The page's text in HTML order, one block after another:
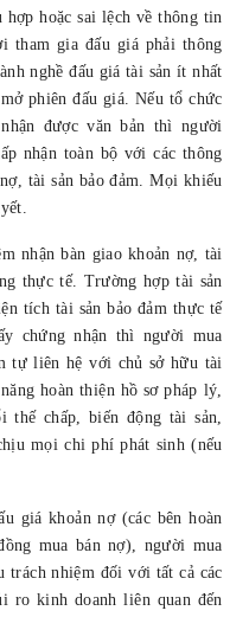
hoặc sai lệch về thông tin
tham gia đấu giá phải thông
nghề đấu giá tài sản ít nhất
phiên đấu giá. Nếu tổ chức
được văn bản thì người
nhận toàn bộ với các thông
tài sản bảo đảm. Mọi khiếu
nhận bàn giao khoản nợ, tài
thực tế. Trường hợp tài sản
tích tài sản bảo đảm thực tế
chứng nhận thì người mua
tự liên hệ với chủ sở hữu tài
hoàn thiện hồ sơ pháp lý,
chấp, biến động tài sản,
mọi chi phí phát sinh (nếu
giá khoản nợ (các bên hoàn
mua bán nợ), người mua
trách nhiệm đối với tất cả các
kinh doanh liên quan đến